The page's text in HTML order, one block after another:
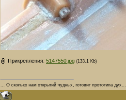
Прикрепления: 5147550.jpg (133.1 Kb)
... О сколько нам открытий чудных, готовит прототипа дух...